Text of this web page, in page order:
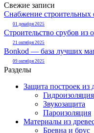
Свежие записи
Снабжение строительных
01 декабря 2025
Строительство срубов из
21 октября 2025
Bonkod — база лучших
09 октября 2025
Разделы
Защита построек из
Гидроизоляция
Звукозащита
Пароизоляция
Материалы из
Бревна и брус